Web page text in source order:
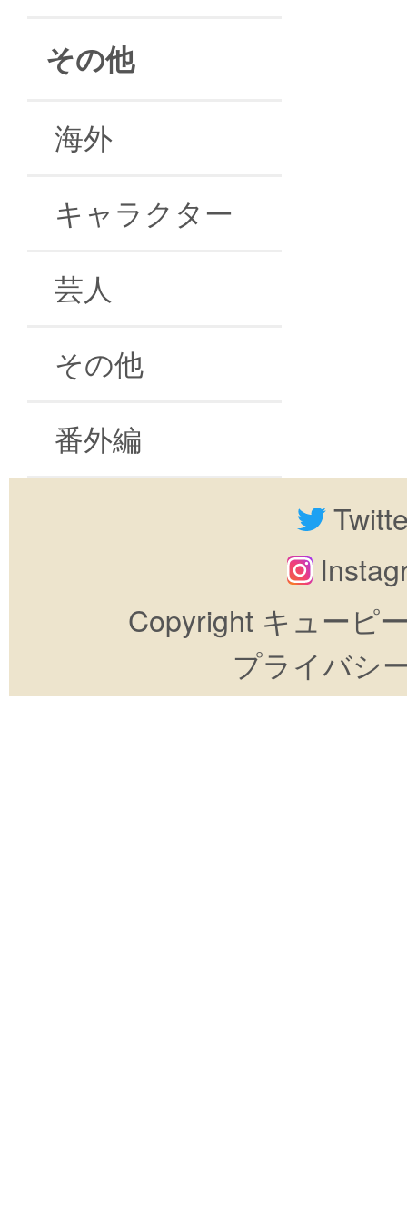
その他
海外
キャラクター
芸人
その他
番外編
Copyright キューピ
プライバシ